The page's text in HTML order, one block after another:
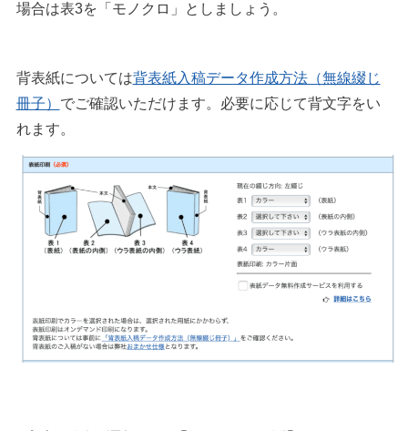
場合は表3を「モノクロ」としましょう。
背表紙については背表紙入稿データ作成方法（無線綴じ
冊子） でご確認いただけます。必要に応じて背文字をい
れます。